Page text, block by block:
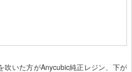
吹いた方がAnycubic純正レジン、下が